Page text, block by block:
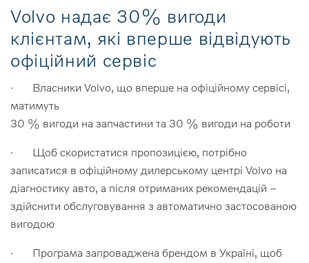
Volvo надає 30% вигоди
клієнтам, які вперше відвідують
офіційний сервіс
· Власники Volvo, що вперше на офіційному сервісі,
матимуть
30 % вигоди на запчастини та 30 % вигоди на роботи
· Щоб скористатися пропозицією, потрібно
записатися в офіційному дилерському центрі Volvo на
діагностику авто, а після отриманих рекомендацій –
здійснити обслуговування з автоматично застосованою
вигодою
· Програма запроваджена брендом в Україні, щоб